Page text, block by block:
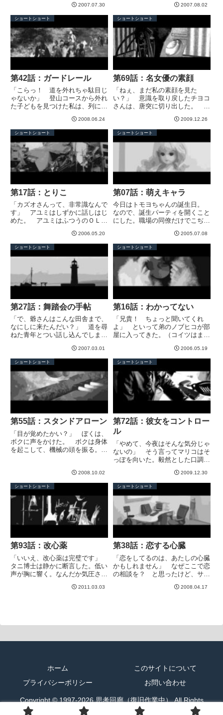
番組は今週で終了する。これは局
の決定であって……」「そこじゃ
ありませんッ！ その前！ 番組
の聴衆率について」「あぁ、それ
か...
2007.07.30
本を読みつづけている。今日とい
う今日は説得してやる。 おれと
カズユキは幼なじみ──。 ふた
りとも資産家の家に生まれたの
で...
2007.08.02
ショートショート
第42話：ガードレール
「こらっ！ 道を外れちゃ駄目じ
ゃないか」 登山コースから外れ
た子どもを見つけた私は、列に戻
学生は先生の言うことを素直に聞
いてくれない。「立ち入り禁止じ
ゃないのに、どうして行っちゃ駄
目なの？」「そんな命令を出す
権...
2008.06.24
ショートショート
第69話：名女優の素顔
「ねぇ、まだ私の素顔を見た
い？」 意識を取り戻したチヨコ
さんは、唐突に切り出した。 枕
たが、ハッキリした声で答えた。
「あぁ、見たいとも。そのために
結婚したのだから！」 チヨコさ
んの手を、強く握りしめる。いの
2009.12.26
ショートショート
第17話：とりこ
「カズオさんって、非常識なんで
す」 アユミはしずかに話しはじ
めた。 アユミはふつうのＯＬだ
たでナンパされた。真っ赤な高級
車から声をかけてきたのは、大富
豪の御曹司・カズオだった。どこ
を気に入ったのか、カズオはア
2006.05.20
ショートショート
第07話：萌えキャラ
今日はトモヨちゃんの誕生日。
なので、誕生パーティを開くこと
にした。職場の同僚だけでこぢん
から次へと参加者が集まっちゃっ
たので、フロア全部を貸し切るこ
とになった。 これも、トモヨち
ゃんの魅力の為せる技か。 ト
モ...
2005.07.08
ショートショート
第27話：舞踏会の手帖
「で、爺さんはこんな田舎まで、
なにしに来たんだい？」 道を尋
ねた青年とつい話し込んでしまっ
スが来るまであと１時間。 少し
長くなるが、と前置きして私は昔
話をはじめた。 私は今年で96
歳になるが、若いころは宇宙飛
行...
2007.03.01
ショートショート
第16話：わかってない
「兄貴！ ちょっと聞いてくれ
よ」 といって弟のノブヒコが部
屋に入ってきた。（コイツはまっ
いえ、他人の部屋に入るときはま
ずノックしろと、何度言えばわか
るのか。 で、なんの話かという
と、失恋したらしい。 結婚を前
提...
2006.05.19
ショートショート
第55話：スタンドアローン
「目が覚めたかい？」 ぼくは、
ボクに声をかけた。 ボクは身体
を起こして、機械の頭を振る。
は、生身のぼくを見て驚いた。
「あれ？ ぼくが生きてる。どう
なってんの？」「説明するよ」
97時...
2008.10.02
ショートショート
第72話：彼女をコントロー
ル
「やめて、今夜はそんな気分じゃ
ないの」 そう言ってマリコはそ
っぽを向いた。毅然とした口調だ
す。「いや！ よして！」 強い
力で抵抗しても、しょせん女の細
腕。組み伏せて、胸元から首筋を
なぞると、熱い息が漏れる。
「あ...
2009.12.30
ショートショート
第93話：改心薬
「いいえ、改心薬は完璧です」
タニ博士は静かに断言した。低い
声が胸に響く。なんだか気圧され
学のカリスマか。 《改心薬》は
2011.03.03
ショートショート
第38話：恋する心臓
「恋をしてるのは、あたしの心臓
かもしれません」 なぜここで恋
の相談を？ と思ったけど、サト
話を聞くことにした。胸をぎゅっ
2008.04.17
ホーム
このサイトについて
プライバシーポリシー
お問い合わせ
Copyright © 1997-2026 思考回廊（復旧作業中） All Rights